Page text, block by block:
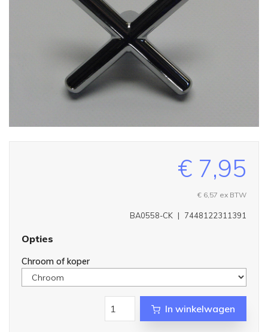
€ 7,95
€ 6,57 ex BTW
7448122311391
|
BA0558-CK
Opties
Chroom of koper
In winkelwagen